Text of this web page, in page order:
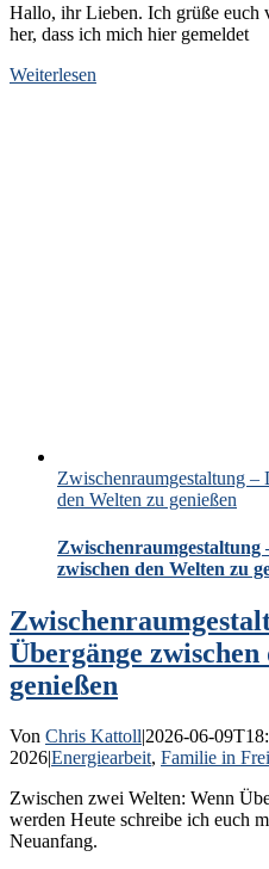
Hallo, ihr Lieben. Ich grüße euch
her, dass ich mich hier gemeldet
Weiterlesen
Zwischenraumgestaltung
den Welten zu genießen
Zwischenraumgestaltung
zwischen den Welten zu
Übergänge
genießen
Von Chris Kattoll|2026-06-
2026|Energiearbeit, Familie in
Zwischen zwei Welten: Wenn
werden Heute schreibe ich euch
Neuanfang.